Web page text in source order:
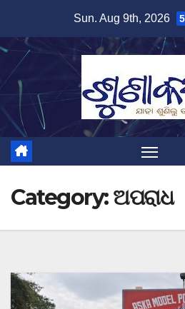
content
Sun. Aug 9th, 2026
Category:ଅପରାଧ